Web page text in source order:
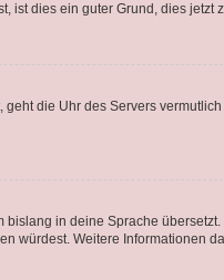
ist dies ein guter Grund, dies jetzt
die Uhr des Servers
in deine Sprache
würdest. Weitere Informationen